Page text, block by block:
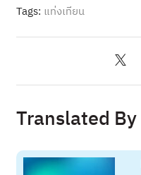
Tags: แท่งเทียน
Translated By